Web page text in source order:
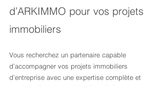
d’ARKIMMO pour vos projets
immobiliers
Vous recherchez un partenaire capable
d’accompagner vos projets immobiliers
d’entreprise avec une expertise complète et